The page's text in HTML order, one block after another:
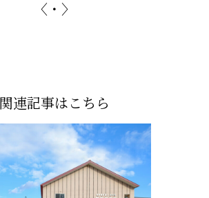
〈 ・ 〉
関連記事はこちら